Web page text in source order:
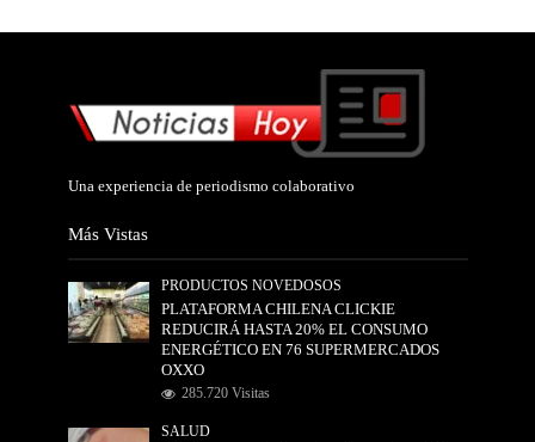
Una experiencia de periodismo colaborativo
Más Vistas
PRODUCTOS NOVEDOSOS
PLATAFORMA CHILENA CLICKIE
REDUCIRÁ HASTA 20% EL CONSUMO
ENERGÉTICO EN 76 SUPERMERCADOS
OXXO
285.720 Visitas
SALUD